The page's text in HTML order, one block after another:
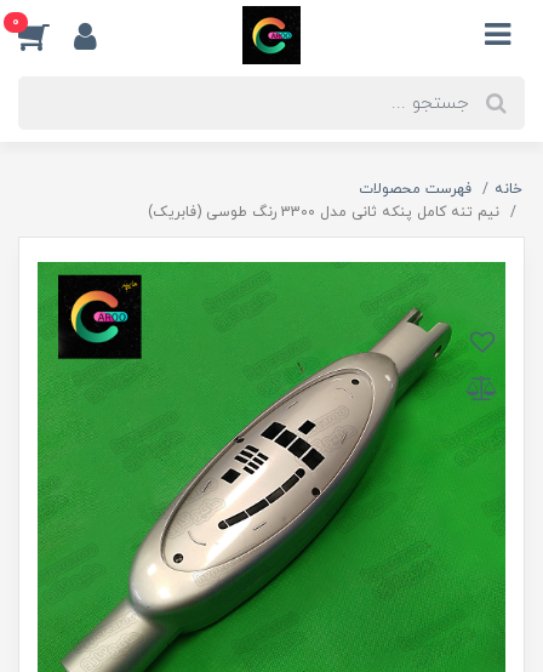
0
خانه
فهرست محصولات
نیم تنه کامل پنکه ثانی مدل 3300 رنگ طوسی (فابریک)